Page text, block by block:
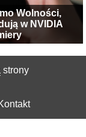
Wolności,
w NVIDIA
strony